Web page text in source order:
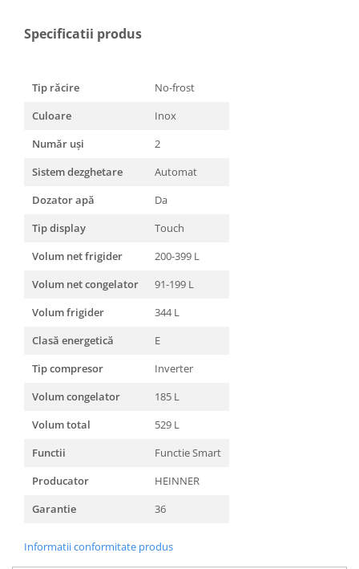
Specificatii produs
Tip răcire
No-frost
Culoare
Inox
Număr uși
2
Sistem dezghetare
Automat
Dozator apă
Da
Tip display
Touch
Volum net frigider
200-399 L
Volum net congelator
91-199 L
Volum frigider
344 L
Clasă energetică
E
Tip compresor
Inverter
Volum congelator
185 L
Volum total
529 L
Functii
Functie Smart
Producator
HEINNER
Garantie
36
Informatii conformitate produs